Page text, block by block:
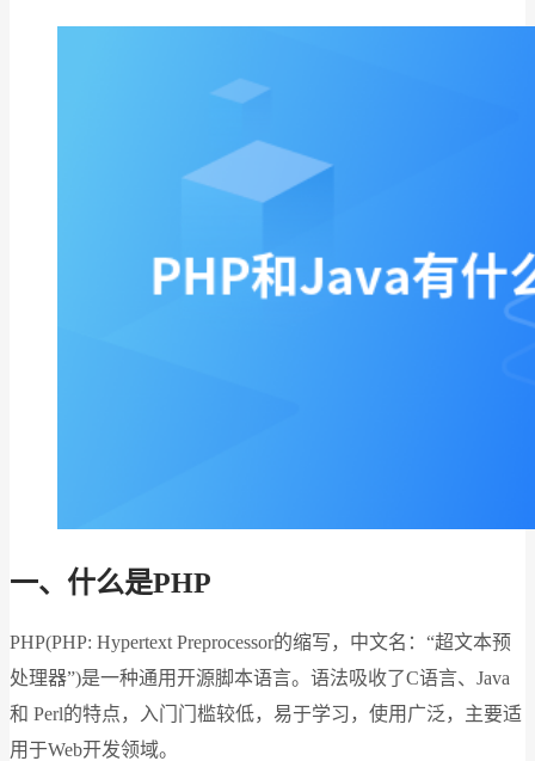
一、什么是PHP
PHP(PHP: Hypertext Preprocessor的缩写，中文名：“超文本预
处理器”)是一种通用开源脚本语言。语法吸收了C语言、Java
和 Perl的特点，入门门槛较低，易于学习，使用广泛，主要适
用于Web开发领域。